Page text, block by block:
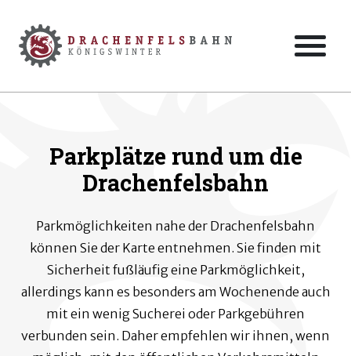
Zur Startseite navigieren
Parkplätze rund um die
Drachenfelsbahn
Parkmöglichkeiten nahe der Drachenfelsbahn
können Sie der Karte entnehmen. Sie finden mit
Sicherheit fußläufig eine Parkmöglichkeit,
allerdings kann es besonders am Wochenende auch
mit ein wenig Sucherei oder Parkgebühren
verbunden sein. Daher empfehlen wir ihnen, wenn